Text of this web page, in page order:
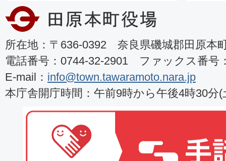
所在地：〒636-0392 奈良県磯城郡田原本
電話番号：0744-32-2901 ファックス番号
E-mail： info@town.tawaramoto.nara.jp
本庁舎開庁時間：午前9時から午後4時30分